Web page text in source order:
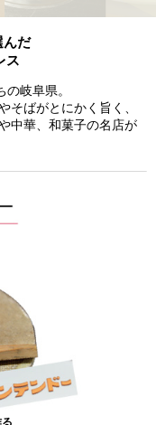
んだ
ス
岐阜県。
そばがとにかく旨く、
中華、和菓子の名店が